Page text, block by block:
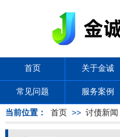
首页 关于金诚
常见问题 服务案例
当前位置： 首页 >> 讨债新闻